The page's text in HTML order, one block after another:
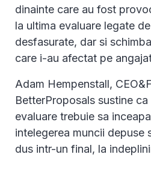
dinainte care au fost
la ultima evaluare legate
desfasurate, dar si
care i-au afectat pe
Adam Hempenstall,
BetterProposals sustine
evaluare trebuie sa
intelegerea muncii depuse
dus intr-un final, la